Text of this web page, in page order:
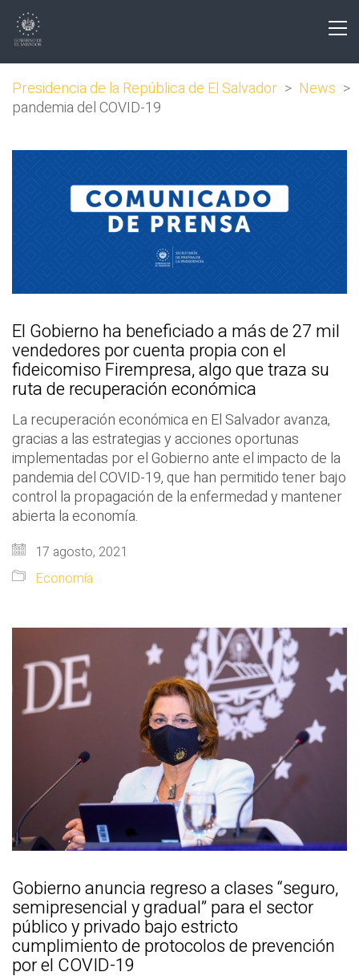
Presidencia de la República de El Salvador > News >
pandemia del COVID-19
El Gobierno ha beneficiado a más de 27 mil
vendedores por cuenta propia con el
fideicomiso Firempresa, algo que traza su
ruta de recuperación económica
La recuperación económica en El Salvador avanza,
gracias a las estrategias y acciones oportunas
implementadas por el Gobierno ante el impacto de la
pandemia del COVID-19, que han permitido tener bajo
control la propagación de la enfermedad y mantener
abierta la economía.
17 agosto, 2021
Economía
Gobierno anuncia regreso a clases “seguro,
semipresencial y gradual” para el sector
público y privado bajo estricto
cumplimiento de protocolos de prevención
por el COVID-19